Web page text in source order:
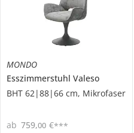
MONDO
Esszimmerstuhl Valeso
BHT 62|88|66 cm, Mikrofaser
ab 759,00 €***